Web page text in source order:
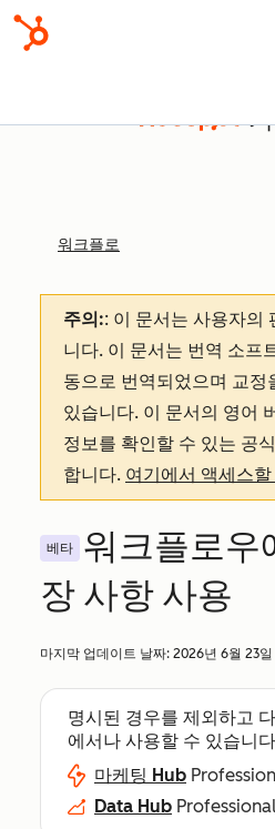
워크플로
주의:: 이 문서는 사용자의
니다. 이 문서는 번역 소프
동으로 번역되었으며 교정
있습니다. 이 문서의 영어
정보를 확인할 수 있는 공
합니다. 여기에서 액세스
베타
워크플로우
장 사항 사용
마지막 업데이트 날짜: 2026년 6월 23일
명시된 경우를 제외하고
에서나 사용할 수 있습니
마케팅 Hub
Data Hub